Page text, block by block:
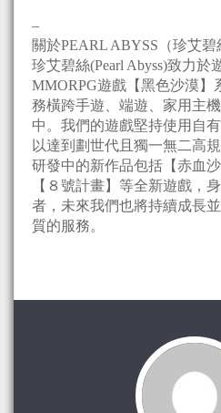
–
關於PEARL ABYSS（珍艾碧
珍艾碧絲(Pearl Abyss)致力於
MMORPG遊戲【黑色沙漠】
務橫跨手遊、端遊、家用主
中。我們的遊戲堅持使用自
以達到劃世代且獨一無二高
研發中的新作品包括【赤血
【８號計畫】等全新遊戲，
者，未來我們也將持續成長
質的服務。